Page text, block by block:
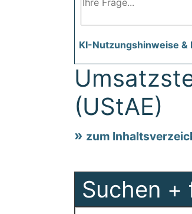
KI-Nutzungshinweise &
(UStAE)
zum
Suchen +